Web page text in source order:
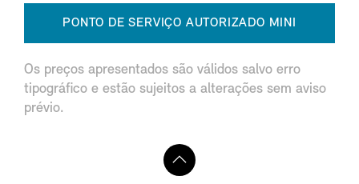
PONTO DE SERVIÇO AUTORIZADO MINI
Os preços apresentados são válidos salvo erro
tipográfico e estão sujeitos a alterações sem aviso
prévio.